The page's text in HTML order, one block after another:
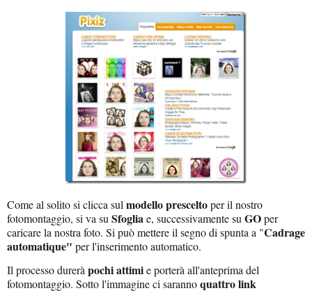
Come al solito si clicca sul modello presceltoper il nostro
fotomontaggio, si va su Sfoglia e, successivamente su GOper
caricare la nostra foto. Si può mettere il segno di spunta a "Cadrage
automatique" per l'inserimento automatico.
Il processo durerà pochi attimie porterà all'anteprima del
fotomontaggio. Sotto l'immagine ci sarannoquattro link